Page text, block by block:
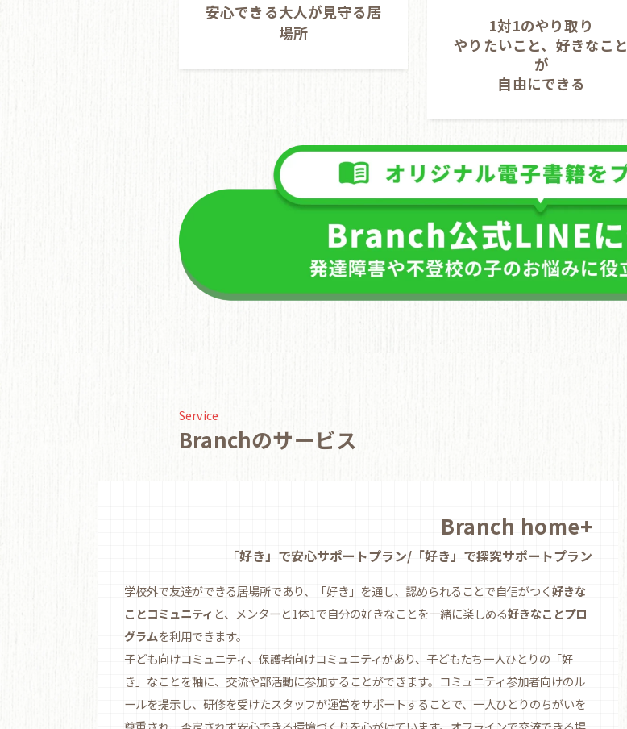
安心できる大人が見守る居
場所
1対1のやり取り
やりたいこと、好きなこと
が
自由にできる
Service
Branchのサービス
Branch home+
「好き」で安心サポートプラン/「好き」で探究サポートプラン
学校外で友達ができる居場所であり、「好き」を通し、認められることで自信がつく好きな
ことコミュニティ と、メンターと1体1で自分の好きなことを一緒に楽しめる好きなことプロ
グラムを利用できます。
子ども向けコミュニティ、保護者向けコミュニティがあり、子どもたち一人ひとりの「好
き」なことを軸に、交流や部活動に参加することができます。コミュニティ参加者向けのル
ールを提示し、研修を受けたスタッフが運営をサポートすることで、一人ひとりのちがいを